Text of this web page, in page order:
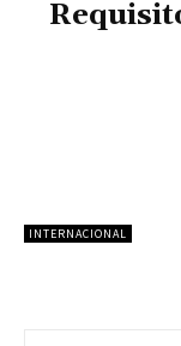
INTERNACIONAL